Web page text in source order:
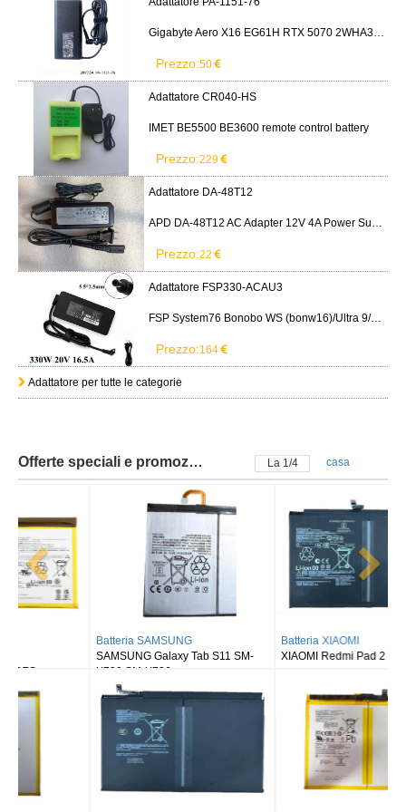
Gigabyte Aero X16 EG61H RTX 5070 2WHA3USC64AH LITEON PA-1151-76 150W adapter
Prezzo:50
Adattatore CR040-HS
IMET BE5500 BE3600 remote control battery
Prezzo:229
Adattatore DA-48T12
APD DA-48T12 AC Adapter 12V 4A Power Supply Cord
Prezzo:22
Adattatore FSP330-ACAU3
FSP System76 Bonobo WS (bonw16)/Ultra 9/RTX5090
Prezzo:164
Adattatore per tutte le categorie
Offerte speciali e promozioni La 2/4 casa
Batteria SAMSUNG
SAMSUNG Galaxy Tab S11 SM-
X730 SM-X736
Batteria XIAOMI
XIAOMI Redmi Pad 2